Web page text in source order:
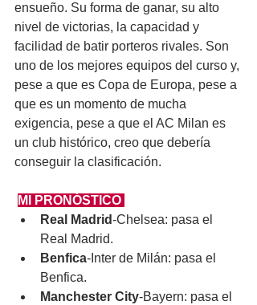
ensueño. Su forma de ganar, su alto
nivel de victorias, la capacidad y
facilidad de batir porteros rivales. Son
uno de los mejores equipos del curso y,
pese a que es Copa de Europa, pese a
que es un momento de mucha
exigencia, pese a que el AC Milan es
un club histórico, creo que debería
conseguir la clasificación.
MI PRONÓSTICO
Real Madrid-Chelsea: pasa el
Real Madrid.
Benfica-Inter de Milán: pasa el
Benfica.
Manchester City-Bayern: pasa el